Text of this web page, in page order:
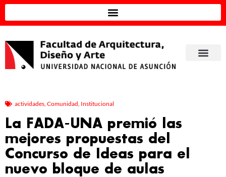
actividades, Comunidad, Institucional
La FADA-UNA premió las
mejores propuestas del
Concurso de Ideas para el
nuevo bloque de aulas